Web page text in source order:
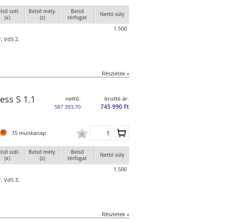
szél.
(x)
Belső mély.
(z)
Belső
térfogat
Nettó súly
1.500
VdS 2.
Részletek »
nettó:
587 393,70
bruttó ár:
745 990 Ft
S 1.1
15 munkanap
szél.
(x)
Belső mély.
(z)
Belső
térfogat
Nettó súly
1.500
VdS 3.
Részletek »